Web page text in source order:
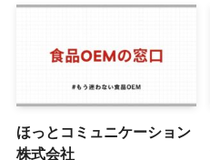
ほっとコミュニケーション
株式会社